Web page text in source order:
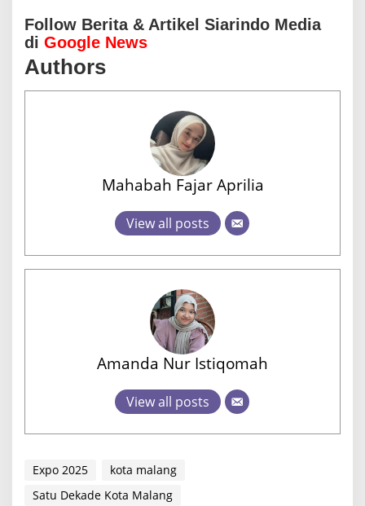
Follow Berita & Artikel Siarindo Media
di Google News
Authors
Mahabah Fajar Aprilia
View all posts
Amanda Nur Istiqomah
View all posts
Expo 2025
kota malang
Satu Dekade Kota Malang